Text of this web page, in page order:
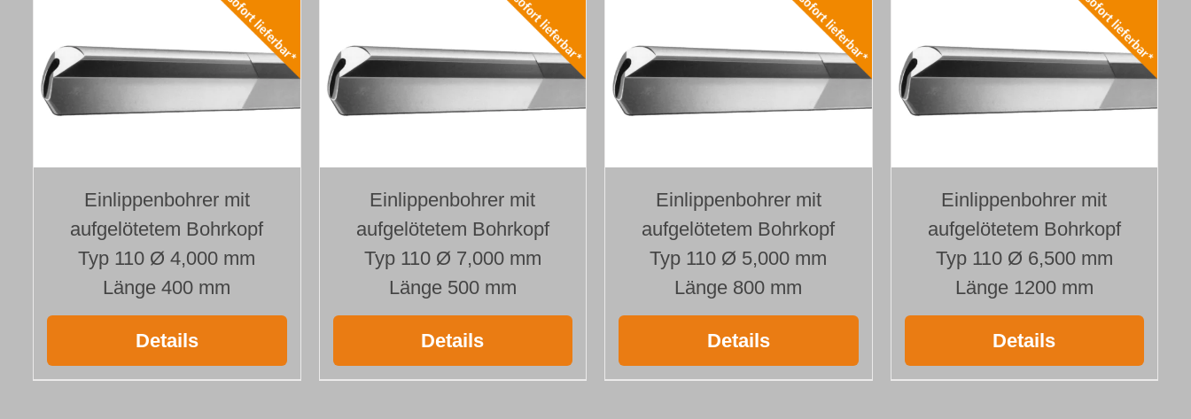
Einlippenbohrer mit
aufgelötetem Bohrkopf
Typ 110 Ø 4,000 mm
Länge 400 mm
Details
Einlippenbohrer mit
aufgelötetem Bohrkopf
Typ 110 Ø 7,000 mm
Länge 500 mm
Details
Einlippenbohrer mit
aufgelötetem Bohrkopf
Typ 110 Ø 5,000 mm
Länge 800 mm
Details
Einlippenbohrer mit
aufgelötetem Bohrkopf
Typ 110 Ø 6,500 mm
Länge 1200 mm
Details